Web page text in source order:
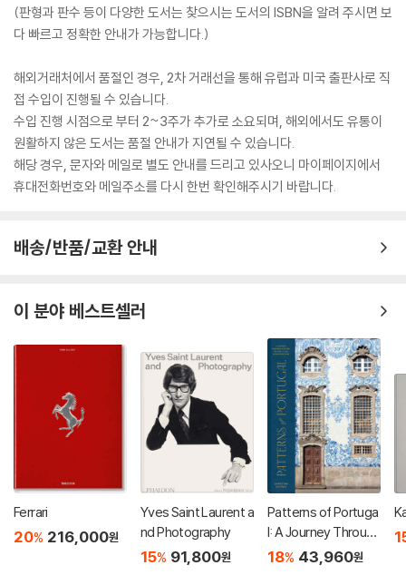
(판형과 판수 등이 다양한 도서는 찾으시는 도서의 ISBN을 알려 주시면 보
다 빠르고 정확한 안내가 가능합니다.)
해외거래처에서 품절인 경우, 2차 거래선을 통해 유럽과 미국 출판사로 직
접 수입이 진행될 수 있습니다.
수입 진행 시점으로 부터 2~3주가 추가로 소요되며, 해외에서도 유통이
원활하지 않은 도서는 품절 안내가 지연될 수 있습니다.
해당 경우, 문자와 메일로 별도 안내를 드리고 있사오니 마이페이지에서
휴대전화번호와 메일주소를 다시 한번 확인해주시기 바랍니다.
배송/반품/교환 안내
이 분야 베스트셀러
Ferrari
20% 216,000원
Yves Saint Laurent a
nd Photography
15% 91,800원
Patterns of Portuga
l: A Journey Through
Colors, History, Tile
18% 43,960원